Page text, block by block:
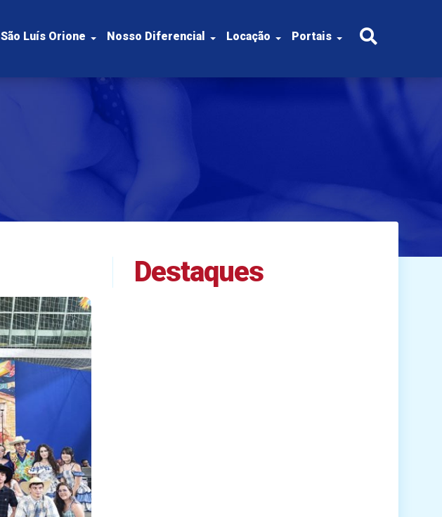
São Luís Orione Nosso Diferencial Locação Portais
Destaques